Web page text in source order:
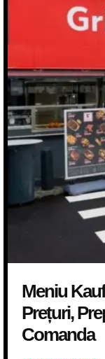
Meniu
Prețuri,
Comanda